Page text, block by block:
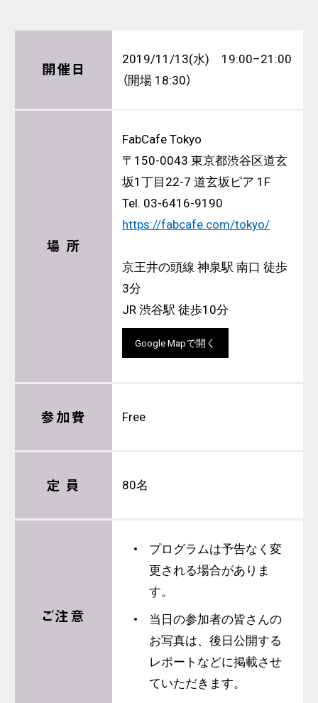
開催日
2019/11/13(水) 19:00–21:00
（開場 18:30）
場 所
FabCafe Tokyo
〒150-0043 東京都渋谷区道玄
坂1丁目22-7 道玄坂ピア 1F
Tel. 03-6416-9190
https://fabcafe.com/tokyo/
京王井の頭線 神泉駅 南口 徒歩
3分
JR 渋谷駅 徒歩10分
Google Mapで開く
参加費 Free
定 員 80名
ご注意
プログラムは予告なく変
更される場合がありま
す。
当日の参加者の皆さんの
お写真は、後日公開する
レポートなどに掲載させ
ていただきます。